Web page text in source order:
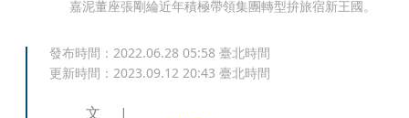
嘉泥董座張剛綸近年積極帶領集團轉型拚旅宿新王國。
發布時間： 2022.06.28 05:58 臺北時間
更新時間： 2023.09.12 20:43 臺北時間
文